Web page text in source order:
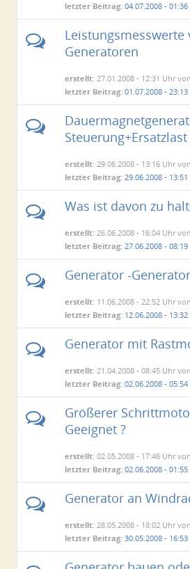
letzter Beitrag: 04.07.2008 -
Leistungsmesswerte
Generatoren
erstellt: 27.01.2008 - 12:31 Uhr
letzter Beitrag: 01.07.2008 -
Steuerung+Ersatzlast
erstellt: 29.06.2008 - 13:16 Uhr von
letzter Beitrag: 29.06.2008 -
Was ist davon zu
erstellt: 26.06.2008 - 16:04 Uhr
letzter Beitrag: 27.06.2008 -
Generator -
erstellt: 11.06.2008 - 22:52 Uhr von
letzter Beitrag: 12.06.2008 -
Generator mit
erstellt: 21.04.2008 - 08:45 Uhr
letzter Beitrag: 02.06.2008 -
Größerer
Geeignet ?
erstellt: 02.05.2008 - 17:46 Uhr
letzter Beitrag: 02.06.2008 -
Generator an
erstellt: 28.05.2008 - 18:02 Uhr
letzter Beitrag: 30.05.2008 -